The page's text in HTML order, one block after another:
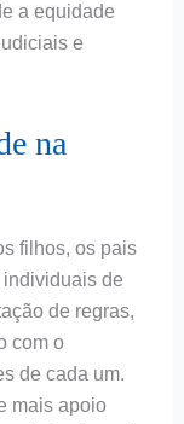
a equidade
e
na
filhos, os pais
de
de regras,
com o
de cada um.
mais apoio